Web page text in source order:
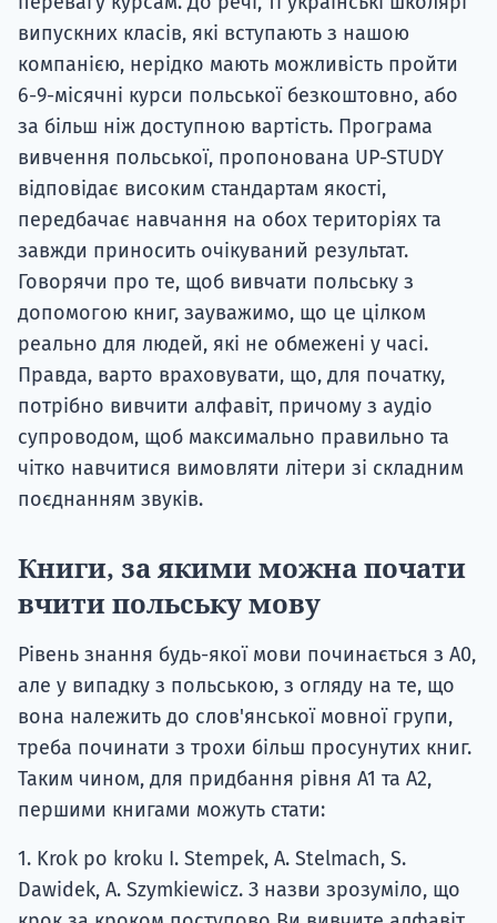
випускних класів, які вступають з нашою
компанією, нерідко мають можливість пройти
6-9-місячні курси польської безкоштовно, або
за більш ніж доступною вартість. Програма
вивчення польської, пропонована UP-STUDY
відповідає високим стандартам якості,
передбачає навчання на обох територіях та
завжди приносить очікуваний результат.
Говорячи про те, щоб вивчати польську з
допомогою книг, зауважимо, що це цілком
реально для людей, які не обмежені у часі.
Правда, варто враховувати, що, для початку,
потрібно вивчити алфавіт, причому з аудіо
супроводом, щоб максимально правильно та
чітко навчитися вимовляти літери зі складним
поєднанням звуків.
Книги, за якими можна почати
вчити польську мову
Рівень знання будь-якої мови починається з А0,
але у випадку з польською, з огляду на те, що
вона належить до слов'янської мовної групи,
треба починати з трохи більш просунутих книг.
Таким чином, для придбання рівня А1 та А2,
першими книгами можуть стати:
1. Krok po kroku I. Stempek, A. Stelmach, S.
Dawidek, A. Szymkiewicz. З назви зрозуміло, що